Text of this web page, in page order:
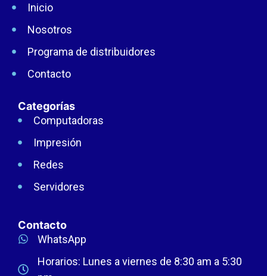
Inicio
Nosotros
Programa de distribuidores
Contacto
Categorías
Computadoras
Impresión
Redes
Servidores
Contacto
WhatsApp
Horarios: Lunes a viernes de 8:30 am a 5:30